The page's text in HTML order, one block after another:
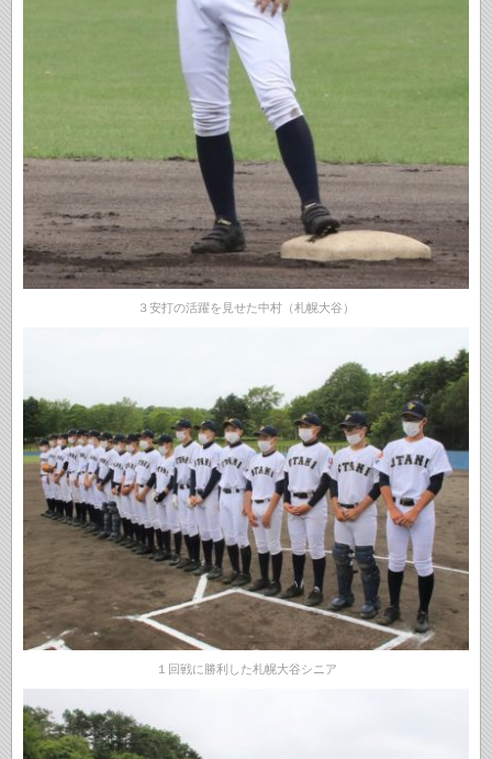
３安打の活躍を見せた中村（札幌大谷）
１回戦に勝利した札幌大谷シニア